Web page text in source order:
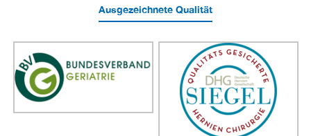
Ausgezeichnete Qualität